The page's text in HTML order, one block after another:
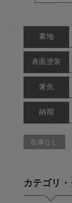
素地
表面塗装
箸先
納期
在庫なし
カテゴリ